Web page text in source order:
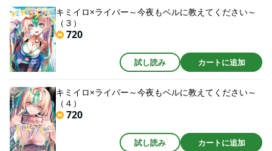
キミイロ×ライバー～今夜もベルに教えてください～
（３）
720
試し読み カートに追加
キミイロ×ライバー～今夜もベルに教えてください～
（４）
720
試し読み カートに追加